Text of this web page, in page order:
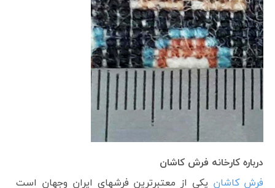
درباره کارخانه فرش کاشان
فرش کاشان یکی از معتبرترین فرشهای ایران وجهان است